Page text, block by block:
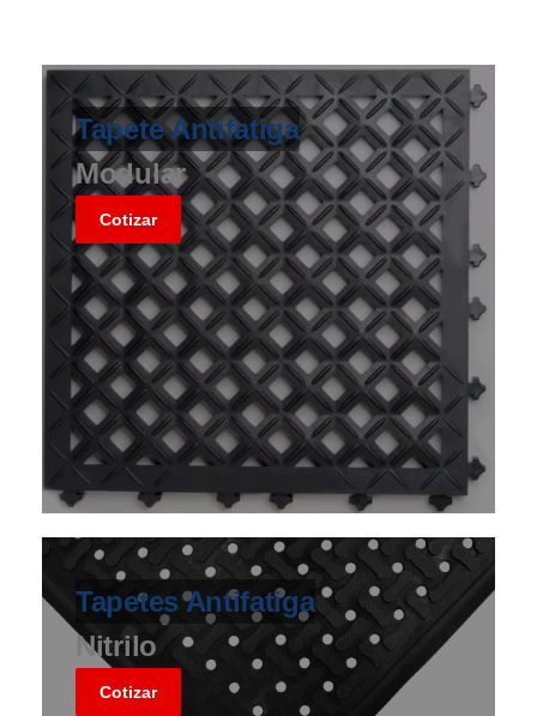
Tapete Antifatiga
Modular
Cotizar
Tapetes Antifatiga
Nitrilo
Cotizar